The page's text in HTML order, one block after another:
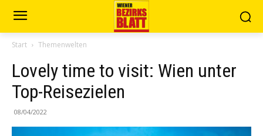
Start Themenwelten
Lovely time to visit: Wien unter
Top-Reisezielen
08/04/2022